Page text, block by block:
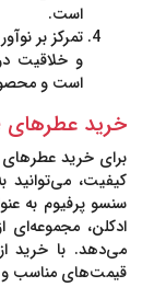
است.
تمرکز بر
و خلاقیت
است و
خرید عطرهای Café (کافه) از سنسو پرفیوم
برای خرید عطرهای
کیفیت، می‌توانید
سنسو پرفیوم به
می‌دهد. با خرید
قیمت‌های مناسب و